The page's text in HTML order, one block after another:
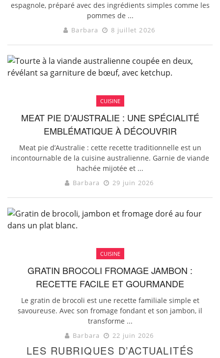
espagnole, préparé avec des ingrédients simples comme les
pommes de ...
Barbara 8 juillet 2026
CUISINE
MEAT PIE D’AUSTRALIE : UNE SPÉCIALITÉ
EMBLÉMATIQUE À DÉCOUVRIR
Meat pie d’Australie : cette recette traditionnelle est un
incontournable de la cuisine australienne. Garnie de viande
hachée mijotée et ...
Barbara 29 juin 2026
CUISINE
GRATIN BROCOLI FROMAGE JAMBON :
RECETTE FACILE ET GOURMANDE
Le gratin de brocoli est une recette familiale simple et
savoureuse. Avec son fromage fondant et son jambon, il
transforme ...
Barbara 22 juin 2026
LES RUBRIQUES D’ACTUALITÉS